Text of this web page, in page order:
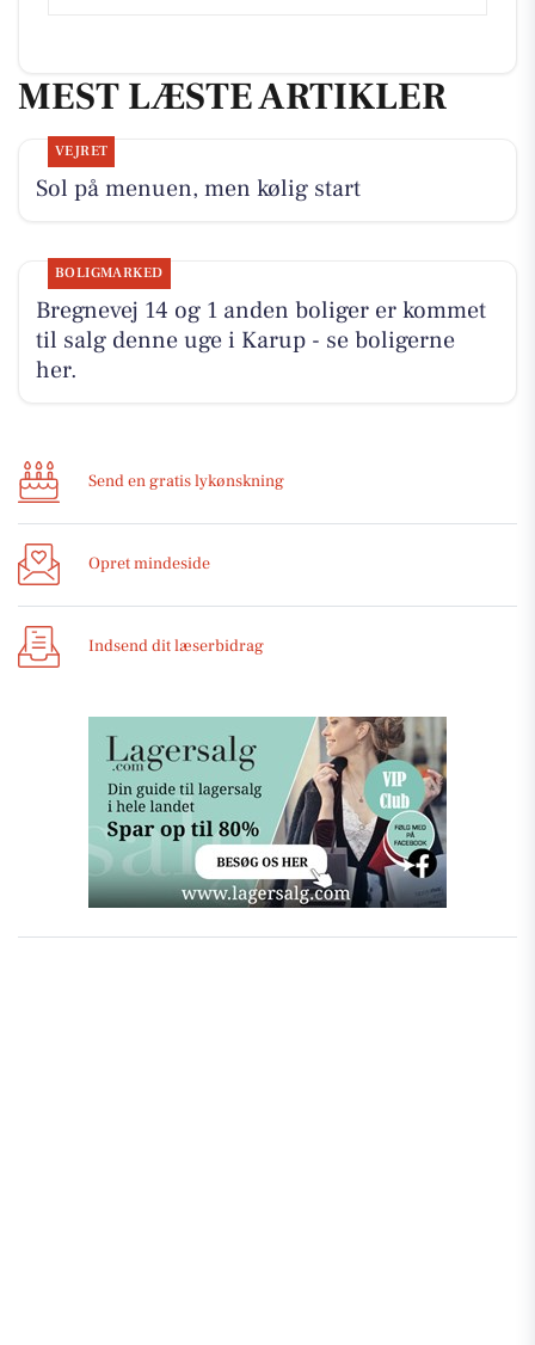
MEST LÆSTE ARTIKLER
VEJRET
Sol på menuen, men kølig start
BOLIGMARKED
Bregnevej 14 og 1 anden boliger er kommet
til salg denne uge i Karup - se boligerne
her.
Send en gratis lykønskning
Opret mindeside
Indsend dit læserbidrag